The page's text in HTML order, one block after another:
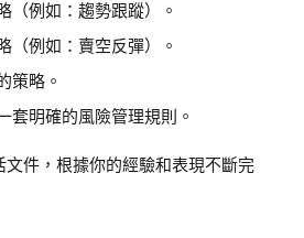
（例如：趨勢跟蹤）。
（例如：賣空反彈）。
策略。
套明確的風險管理規則。
件，根據你的經驗和表現不斷完